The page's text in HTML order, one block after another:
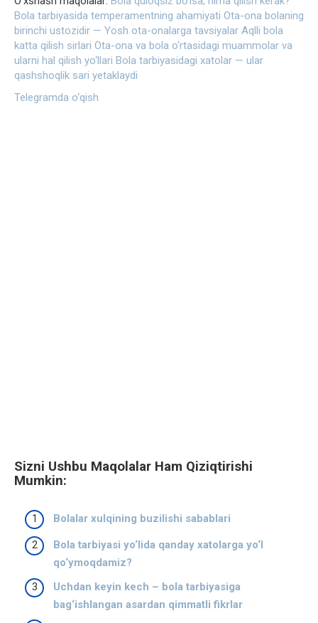
Bola tarbiyasida temperamentning ahamiyati Ota-ona bolaning
birinchi ustozidir — Yosh ota-onalarga tavsiyalar Aqlli bola
katta qilish sirlari Ota-ona va bola o‘rtasidagi muammolar va
ularni hal qilish yo‘llari Bola tarbiyasidagi xatolar — ular
qashshoqlik sari yetaklaydi
Telegramda o‘qish
Sizni Ushbu Maqolalar Ham Qiziqtirishi
Mumkin:
Bolalar xulqining buzilishi sabablari
Bola tarbiyasi yo‘lida qanday xatolarga yo‘l
qo‘ymoqdamiz?
Uchdan keyin kech – bola tarbiyasiga
bag‘ishlangan asardan qimmatli fikrlar